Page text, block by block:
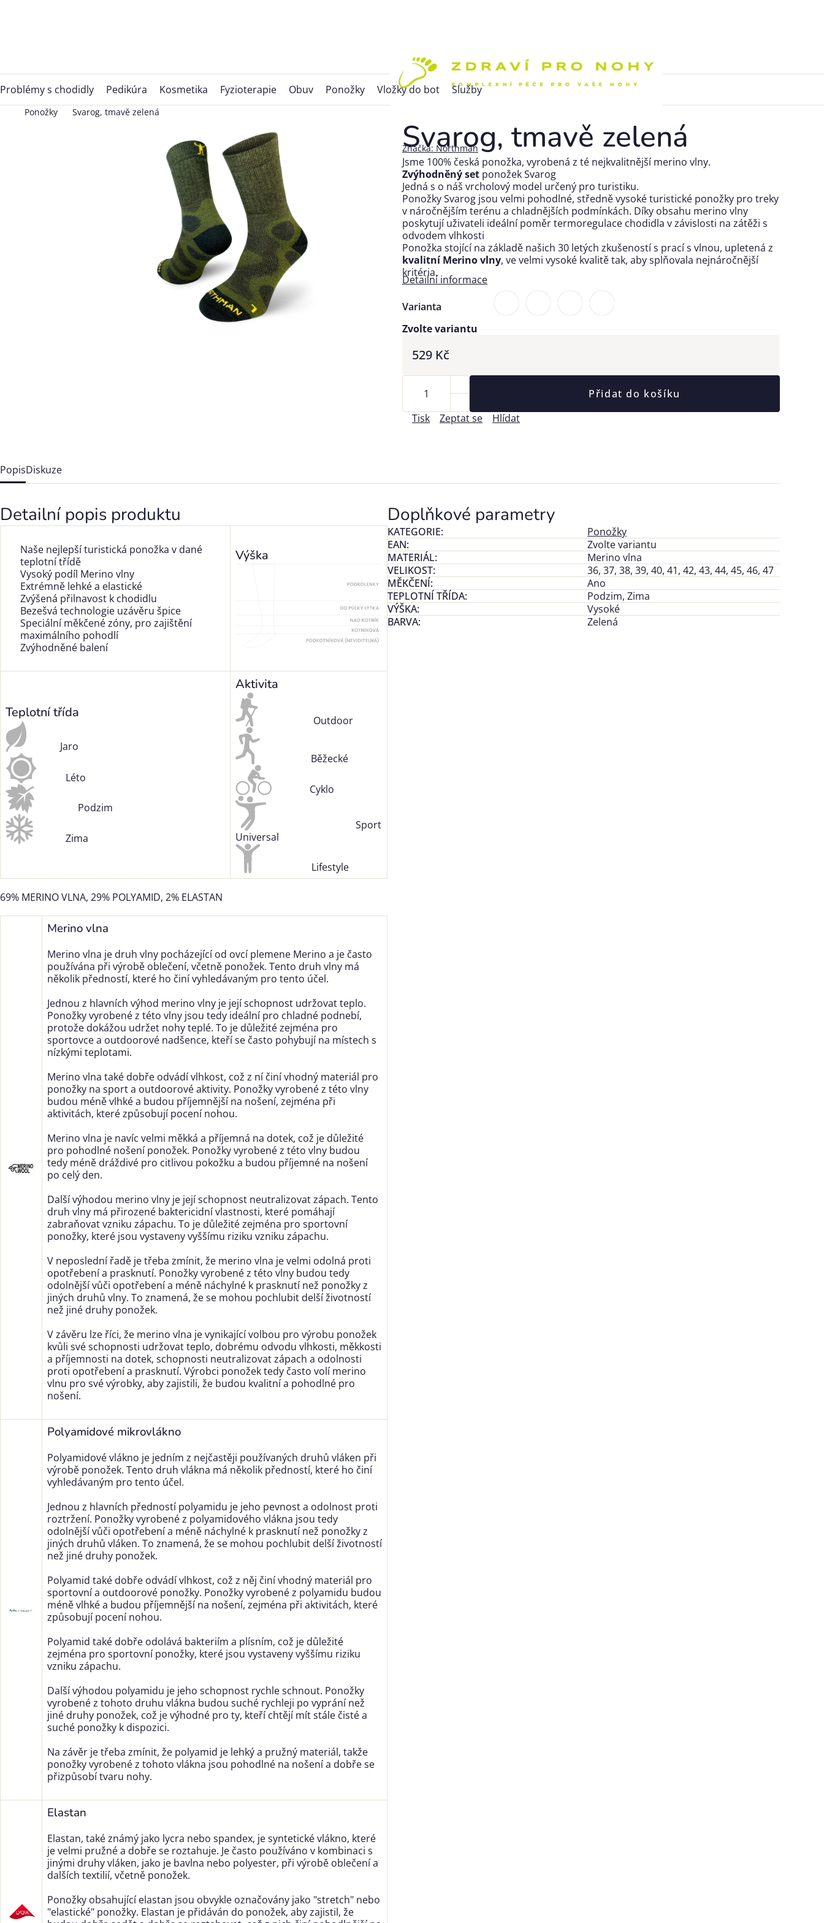
Problémy s chodidly Pedikúra Kosmetika Fyzioterapie Obuv Ponožky Vložky do bot Služby
Ponožky Svarog, tmavě zelená
Svarog, tmavě zelená
Značka: Northman
529 Kč
Zvolte variantu
Varianta
Přidat do košíku
Jsme 100% česká ponožka, vyrobená z té nejkvalitnější merino vlny.
Zvýhodněný set ponožek Svarog
Jedná s o náš vrcholový model určený pro turistiku.
Ponožky Svarog jsou velmi pohodlné, středně vysoké turistické ponožky pro treky
v náročnějším terénu a chladnějších podmínkách. Díky obsahu merino vlny
poskytují uživateli ideální poměr termoregulace chodidla v závislosti na zátěži s
odvodem vlhkosti
Ponožka stojící na základě našich 30 letých zkušeností s prací s vlnou, upletená z
kvalitní Merino vlny, ve velmi vysoké kvalitě tak, aby splňovala nejnáročnější
kritéria.
Detailní informace
Tisk Zeptat se Hlídat
PopisDiskuze
Detailní popis produktu
Naše nejlepší turistická ponožka v dané
teplotní třídě
Vysoký podíl Merino vlny
Extrémně lehké a elastické
Zvýšená přilnavost k chodidlu
Bezešvá technologie uzávěru špice
Speciální měkčené zóny, pro zajištění
maximálního pohodlí
Zvýhodněné balení
Výška
Teplotní třída
Jaro
Léto
Podzim
Zima
Aktivita
Outdoor
Běžecké
Cyklo
Sport
Universal
Lifestyle
69% MERINO VLNA, 29% POLYAMID, 2% ELASTAN
Merino vlna
Merino vlna je druh vlny pocházející od ovcí plemene Merino a je často
používána při výrobě oblečení, včetně ponožek. Tento druh vlny má
několik předností, které ho činí vyhledávaným pro tento účel.
Jednou z hlavních výhod merino vlny je její schopnost udržovat teplo.
Ponožky vyrobené z této vlny jsou tedy ideální pro chladné podnebí,
protože dokážou udržet nohy teplé. To je důležité zejména pro
sportovce a outdoorové nadšence, kteří se často pohybují na místech s
nízkými teplotami.
Merino vlna také dobře odvádí vlhkost, což z ní činí vhodný materiál pro
ponožky na sport a outdoorové aktivity. Ponožky vyrobené z této vlny
budou méně vlhké a budou příjemnější na nošení, zejména při
aktivitách, které způsobují pocení nohou.
Merino vlna je navíc velmi měkká a příjemná na dotek, což je důležité
pro pohodlné nošení ponožek. Ponožky vyrobené z této vlny budou
tedy méně dráždivé pro citlivou pokožku a budou příjemné na nošení
po celý den.
Další výhodou merino vlny je její schopnost neutralizovat zápach. Tento
druh vlny má přirozené baktericidní vlastnosti, které pomáhají
zabraňovat vzniku zápachu. To je důležité zejména pro sportovní
ponožky, které jsou vystaveny vyššímu riziku vzniku zápachu.
V neposlední řadě je třeba zmínit, že merino vlna je velmi odolná proti
opotřebení a prasknutí. Ponožky vyrobené z této vlny budou tedy
odolnější vůči opotřebení a méně náchylné k prasknutí než ponožky z
jiných druhů vlny. To znamená, že se mohou pochlubit delší životností
než jiné druhy ponožek.
V závěru lze říci, že merino vlna je vynikající volbou pro výrobu ponožek
kvůli své schopnosti udržovat teplo, dobrému odvodu vlhkosti, měkkosti
a příjemnosti na dotek, schopnosti neutralizovat zápach a odolnosti
proti opotřebení a prasknutí. Výrobci ponožek tedy často volí merino
vlnu pro své výrobky, aby zajistili, že budou kvalitní a pohodlné pro
nošení.
Polyamidové mikrovlákno
Polyamidové vlákno je jedním z nejčastěji používaných druhů vláken při
výrobě ponožek. Tento druh vlákna má několik předností, které ho činí
vyhledávaným pro tento účel.
Jednou z hlavních předností polyamidu je jeho pevnost a odolnost proti
roztržení. Ponožky vyrobené z polyamidového vlákna jsou tedy
odolnější vůči opotřebení a méně náchylné k prasknutí než ponožky z
jiných druhů vláken. To znamená, že se mohou pochlubit delší životností
než jiné druhy ponožek.
Polyamid také dobře odvádí vlhkost, což z něj činí vhodný materiál pro
sportovní a outdoorové ponožky. Ponožky vyrobené z polyamidu budou
méně vlhké a budou příjemnější na nošení, zejména při aktivitách, které
způsobují pocení nohou.
Polyamid také dobře odolává bakteriím a plísním, což je důležité
zejména pro sportovní ponožky, které jsou vystaveny vyššímu riziku
vzniku zápachu.
Další výhodou polyamidu je jeho schopnost rychle schnout. Ponožky
vyrobené z tohoto druhu vlákna budou suché rychleji po vyprání než
jiné druhy ponožek, což je výhodné pro ty, kteří chtějí mít stále čisté a
suché ponožky k dispozici.
Na závěr je třeba zmínit, že polyamid je lehký a pružný materiál, takže
ponožky vyrobené z tohoto vlákna jsou pohodlné na nošení a dobře se
přizpůsobí tvaru nohy.
Elastan
Elastan, také známý jako lycra nebo spandex, je syntetické vlákno, které
je velmi pružné a dobře se roztahuje. Je často používáno v kombinaci s
jinými druhy vláken, jako je bavlna nebo polyester, při výrobě oblečení a
dalších textilií, včetně ponožek.
Ponožky obsahující elastan jsou obvykle označovány jako "stretch" nebo
"elastické" ponožky. Elastan je přidáván do ponožek, aby zajistil, že
Doplňkové parametry
KATEGORIE:
Ponožky
EAN:
Zvolte variantu
MATERIÁL:
Merino vlna
VELIKOST:
36, 37, 38, 39, 40, 41, 42, 43, 44, 45, 46, 47
MĚKČENÍ:
Ano
TEPLOTNÍ TŘÍDA:
Podzim, Zima
VÝŠKA:
Vysoké
BARVA: Zelená